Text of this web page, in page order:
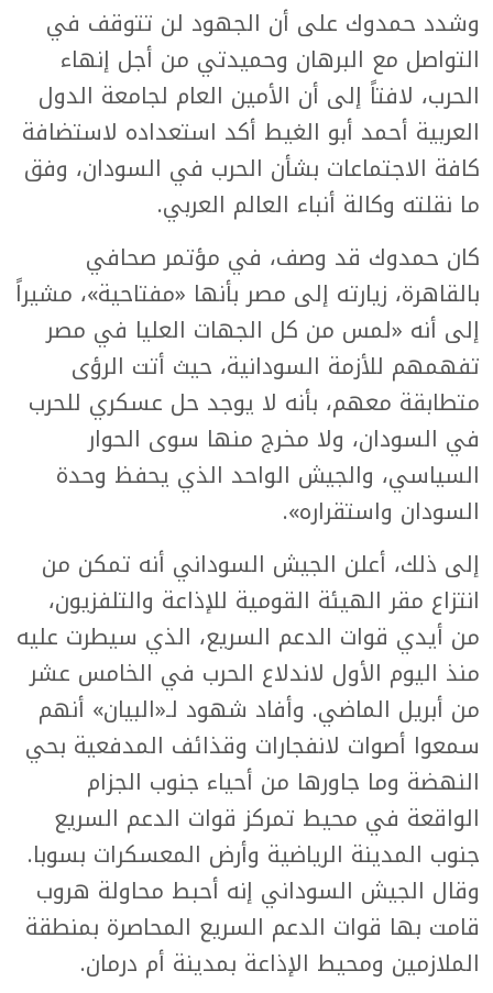
وشدد حمدوك على أن الجهود لن تتوقف في
التواصل مع البرهان وحميدتي من أجل إنهاء
الحرب، لافتاً إلى أن الأمين العام لجامعة الدول
العربية أحمد أبو الغيط أكد استعداده لاستضافة
كافة الاجتماعات بشأن الحرب في السودان، وفق
ما نقلته وكالة أنباء العالم العربي.
كان حمدوك قد وصف، في مؤتمر صحافي
بالقاهرة، زيارته إلى مصر بأنها «مفتاحية»، مشيراً
إلى أنه «لمس من كل الجهات العليا في مصر
تفهمهم للأزمة السودانية، حيث أتت الرؤى
متطابقة معهم، بأنه لا يوجد حل عسكري للحرب
في السودان، ولا مخرج منها سوى الحوار
السياسي، والجيش الواحد الذي يحفظ وحدة
السودان واستقراره».
إلى ذلك، أعلن الجيش السوداني أنه تمكن من
انتزاع مقر الهيئة القومية للإذاعة والتلفزيون،
من أيدي قوات الدعم السريع، الذي سيطرت عليه
منذ اليوم الأول لاندلاع الحرب في الخامس عشر
من أبريل الماضي. وأفاد شهود لـ«البيان» أنهم
سمعوا أصوات لانفجارات وقذائف المدفعية بحي
النهضة وما جاورها من أحياء جنوب الجزام
الواقعة في محيط تمركز قوات الدعم السريع
جنوب المدينة الرياضية وأرض المعسكرات بسوبا.
وقال الجيش السوداني إنه أحبط محاولة هروب
قامت بها قوات الدعم السريع المحاصرة بمنطقة
الملازمين ومحيط الإذاعة بمدينة أم درمان.